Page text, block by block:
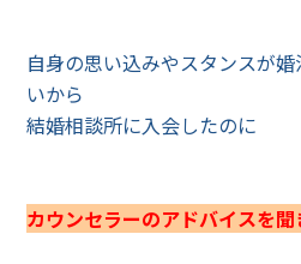
自身の思い込みやスタンスが
いから
結婚相談所に入会したのに
カウンセラーのアドバイスを